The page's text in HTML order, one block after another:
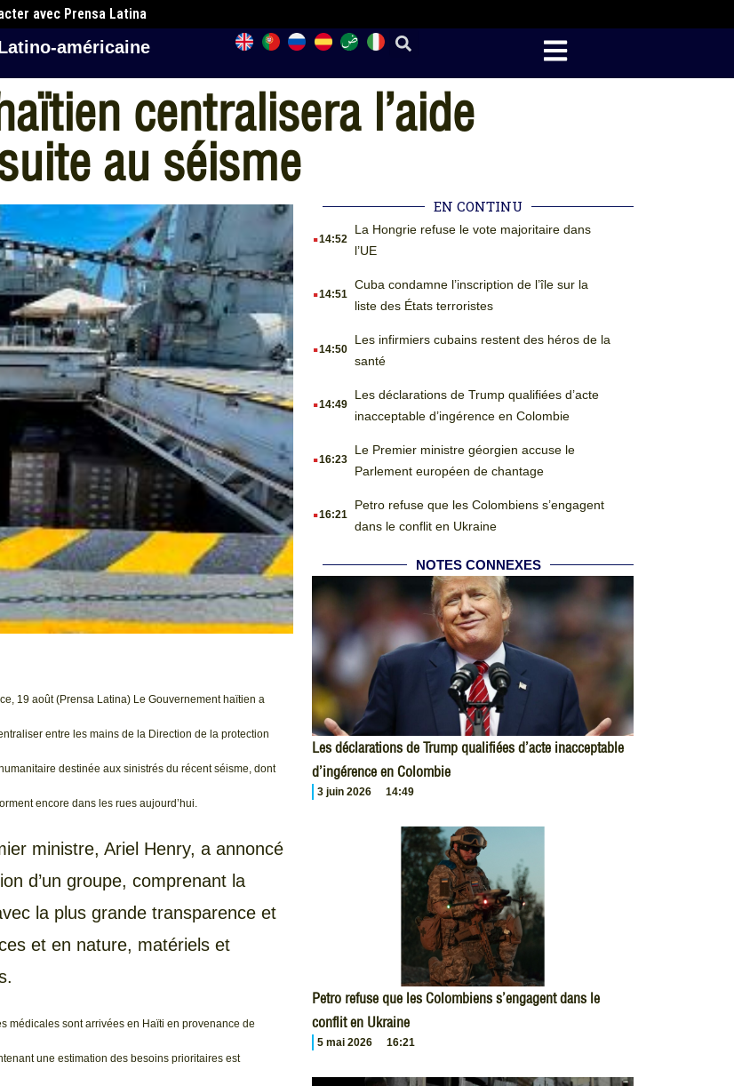
avec Prensa Latina
américaine
centralisera l’aide
au séisme
19 août (Prensa Latina) Le Gouvernement haïtien a
entre les mains de la Direction de la protection
destinée aux sinistrés du récent séisme, dont
encore dans les rues aujourd’hui.
ministre, Ariel Henry, a annoncé
d’un groupe, comprenant la
la plus grande transparence et
et en nature, matériels et
médicales sont arrivées en Haïti en provenance de
une estimation des besoins prioritaires est
EN CONTINU
.14:52
La Hongrie refuse le vote majoritaire dans
l’UE
.14:51
Cuba condamne l’inscription de l’île sur la
liste des États terroristes
.14:50
Les infirmiers cubains restent des héros de la
santé
.14:49
Les déclarations de Trump qualifiées d’acte
inacceptable d’ingérence en Colombie
.16:23
Le Premier ministre géorgien accuse le
Parlement européen de chantage
.16:21
Petro refuse que les Colombiens s’engagent
dans le conflit en Ukraine
NOTES CONNEXES
Les déclarations de Trump qualifiées d’acte inacceptable
d’ingérence en Colombie
3 juin 2026 14:49
Petro refuse que les Colombiens s’engagent dans le
conflit en Ukraine
5 mai 2026 16:21